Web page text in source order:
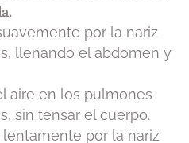
por la nariz
llenando el abdomen y
aire en los pulmones
sin tensar el cuerpo.
lentamente por la nariz